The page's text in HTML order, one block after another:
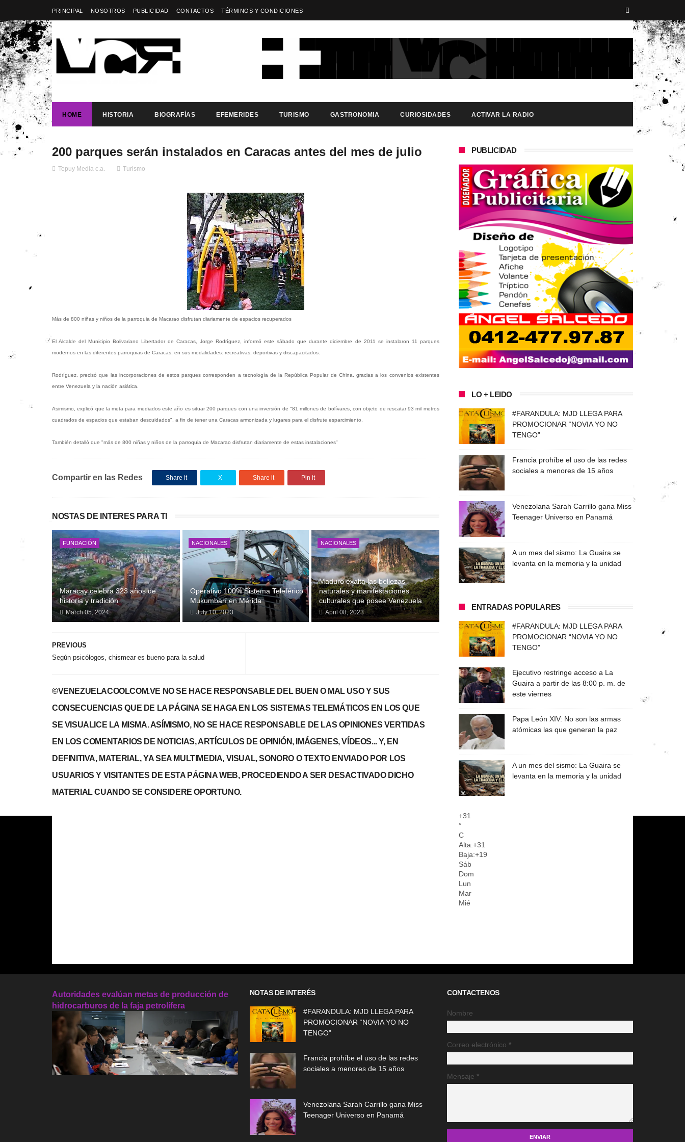
PRINCIPAL NOSOTROS PUBLICIDAD CONTACTOS TÉRMINOS Y CONDICIONES
HOME HISTORIA BIOGRAFÍAS EFEMERIDES TURISMO GASTRONOMIA CURIOSIDADES ACTIVAR LA RADIO
200 parques serán instalados en Caracas antes del mes de julio
Tepuy Media c.a. Turismo
Más de 800 niñas y niños de la parroquia de Macarao disfrutan diariamente de espacios recuperados
El Alcalde del Municipio Bolivariano Libertador de Caracas, Jorge Rodríguez, informó este sábado que durante diciembre de 2011 se instalaron 11 parques
modernos en las diferentes parroquias de Caracas, en sus modalidades: recreativas, deportivas y discapacitados.
Rodríguez, precisó que las incorporaciones de estos parques corresponden a tecnología de la República Popular de China, gracias a los convenios existentes
entre Venezuela y la nación asiática.
Asimismo, explicó que la meta para mediados este año es situar 200 parques con una inversión de "81 millones de bolívares, con objeto de rescatar 93 mil metros
cuadrados de espacios que estaban descuidados", a fin de tener una Caracas armonizada y lugares para el disfrute esparcimiento.
También detalló que "más de 800 niñas y niños de la parroquia de Macarao disfrutan diariamente de estas instalaciones"
Compartir en las Redes Share it X Share it Pin it
NOSTAS DE INTERES PARA TI
FUNDACIÓN
Maracay celebra 323 años de
historia y tradición
March 05, 2024
NACIONALES
Operativo 100% Sistema Teleférico
Mukumbarí en Mérida
July 10, 2023
NACIONALES
Maduro exalta las bellezas
naturales y manifestaciones
culturales que posee Venezuela
April 08, 2023
PREVIOUS
Según psicólogos, chismear es bueno para la salud
©VENEZUELACOOLCOM.VE NO SE HACE RESPONSABLE DEL BUEN O MAL USO Y SUS
CONSECUENCIAS QUE DE LA PÁGINA SE HAGA EN LOS SISTEMAS TELEMÁTICOS EN LOS QUE
SE VISUALICE LA MISMA. ASÍMISMO, NO SE HACE RESPONSABLE DE LAS OPINIONES VERTIDAS
EN LOS COMENTARIOS DE NOTICIAS, ARTÍCULOS DE OPINIÓN, IMÁGENES, VÍDEOS... Y, EN
DEFINITIVA, MATERIAL, YA SEA MULTIMEDIA, VISUAL, SONORO O TEXTO ENVIADO POR LOS
USUARIOS Y VISITANTES DE ESTA PÁGINA WEB, PROCEDIENDO A SER DESACTIVADO DICHO
MATERIAL CUANDO SE CONSIDERE OPORTUNO.
PUBLICIDAD
LO + LEIDO
#FARANDULA: MJD LLEGA PARA
PROMOCIONAR “NOVIA YO NO
TENGO”
Francia prohíbe el uso de las redes
sociales a menores de 15 años
Venezolana Sarah Carrillo gana Miss
Teenager Universo en Panamá
A un mes del sismo: La Guaira se
levanta en la memoria y la unidad
ENTRADAS POPULARES
#FARANDULA: MJD LLEGA PARA
PROMOCIONAR “NOVIA YO NO
TENGO”
Ejecutivo restringe acceso a La
Guaira a partir de las 8:00 p. m. de
este viernes
Papa León XIV: No son las armas
atómicas las que generan la paz
A un mes del sismo: La Guaira se
levanta en la memoria y la unidad
+31
°
C
Alta:+31
Baja:+19
Sáb
Dom
Lun
Mar
Mié
Autoridades evalúan metas de producción de
hidrocarburos de la faja petrolífera
NOTAS DE INTERÉS
#FARANDULA: MJD LLEGA PARA
PROMOCIONAR “NOVIA YO NO
TENGO”
Francia prohíbe el uso de las redes
sociales a menores de 15 años
Venezolana Sarah Carrillo gana Miss
Teenager Universo en Panamá
CONTACTENOS
Nombre
Correo electrónico*
Mensaje*